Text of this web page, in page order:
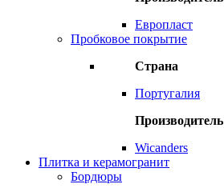
Европласт
Пробковое покрытие
Страна
Португалия
Производитель
Wicanders
Плитка и керамогранит
Бордюры